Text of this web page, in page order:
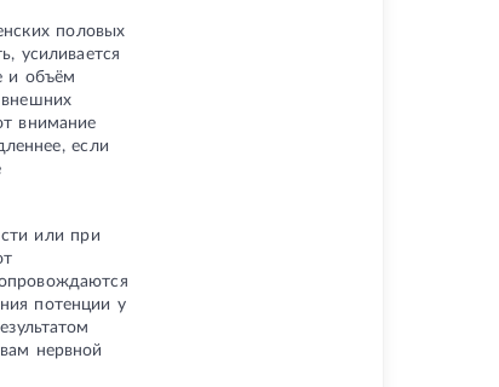
половых
усиливается
и объём
внимание
если
или при
потенции у
нервной